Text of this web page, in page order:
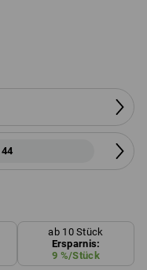
44
ab 10 Stück
Ersparnis:
9 %/Stück